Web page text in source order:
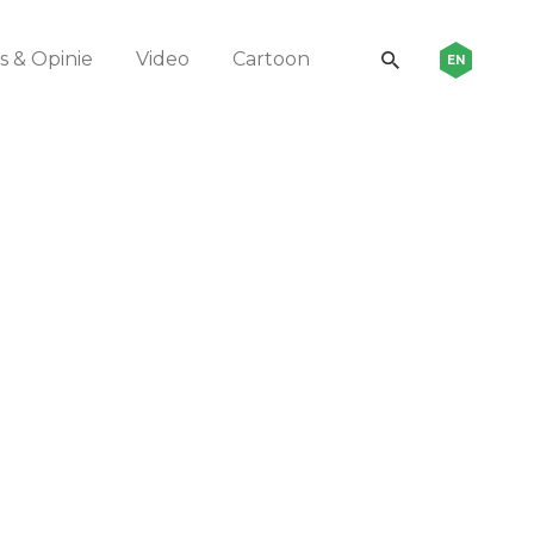
& Opinie Video Cartoon EN